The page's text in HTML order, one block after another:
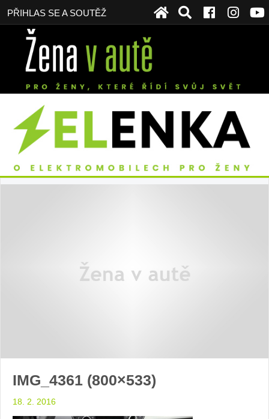
PŘIHLAS SE A SOUTĚŽ
IMG_4361 (800×533)
18. 2. 2016